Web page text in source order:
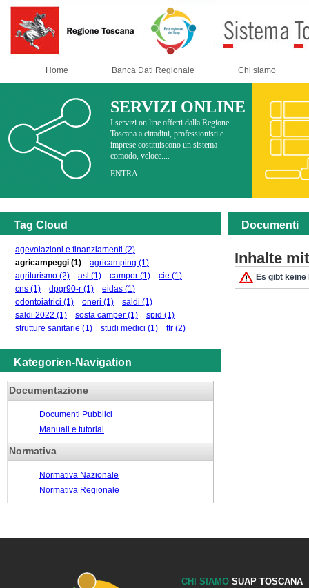
Home Banca Dati Regionale Chi siamo
SERVIZI ONLINE
I servizi on line offerti dalla Regione
Toscana a cittadini, professionisti e
imprese costituiscono un sistema
comodo, veloce....
ENTRA
Tag Cloud
agevolazioni e finanziamenti (2)
agricampeggi (1) agricamping (1)
agriturismo (2) asl (1) camper (1) cie (1)
cns (1) dpgr90-r (1) eidas (1)
odontoiatrici (1) oneri (1) saldi (1)
saldi 2022 (1) sosta camper (1) spid (1)
strutture sanitarie (1) studi medici (1) ttr (2)
Kategorien-Navigation
Documentazione
Documenti Pubblici
Manuali e tutorial
Normativa
Normativa Nazionale
Normativa Regionale
Documenti
Inhalte
Es gibt
CHI SIAMOSUAP TOSCANA